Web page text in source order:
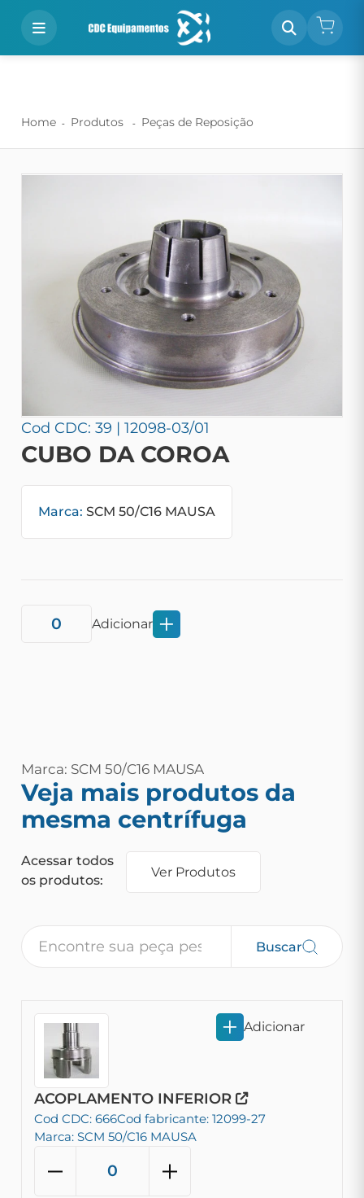
Home Produtos Peças de Reposição
Cod CDC: 39 | 12098-03/01
CUBO DA COROA
Marca: SCM 50/C16 MAUSA
Adicionar
Marca: SCM 50/C16 MAUSA
Veja mais produtos da
mesma centrífuga
Acessar todos
os produtos:
Ver Produtos
Buscar
ACOPLAMENTO INFERIOR
Cod CDC: 666Cod fabricante: 12099-27
Marca: SCM 50/C16 MAUSA
Adicionar